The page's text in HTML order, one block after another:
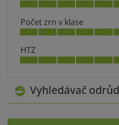
Vyhledávač odrůd
Počet zrn v klase
HTZ